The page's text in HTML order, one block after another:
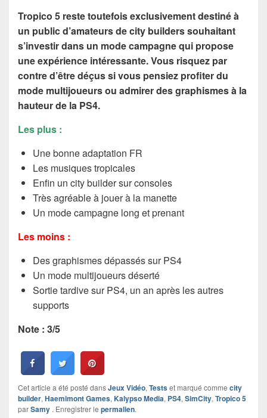
Tropico 5 reste toutefois exclusivement destiné à
un public d’amateurs de city builders souhaitant
s’investir dans un mode campagne qui propose
une expérience intéressante. Vous risquez par
contre d’être déçus si vous pensiez profiter du
mode multijoueurs ou admirer des graphismes à la
hauteur de la PS4.
Les plus :
Une bonne adaptation FR
Les musiques tropicales
Enfin un city builder sur consoles
Très agréable à jouer à la manette
Un mode campagne long et prenant
Les moins :
Des graphismes dépassés sur PS4
Un mode multijoueurs déserté
Sortie tardive sur PS4, un an après les autres
supports
Note : 3/5
Cet article a été posté dansJeux Vidéo, Testset marqué comme city
builder, Haemimont Games, Kalypso Media, PS4, SimCity, Tropico 5
parSamy . Enregistrer le permalien.